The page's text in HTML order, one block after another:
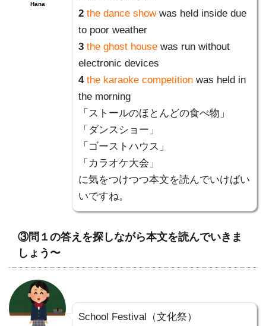
Hana
2 the dance show was held inside due
to poor weather
3 the ghost house was run without
electronic devices
4 the karaoke competition was held in
the morning
「ストールのほとんどの食べ物」
「ダンスショー」
「ゴーストハウス」
「カラオケ大会」
に気をつけつつ本文を読んでいけばい
いですね。
③問１の答えを探しながら本文を読んでいきま
しょう〜
School Festival（文化祭）